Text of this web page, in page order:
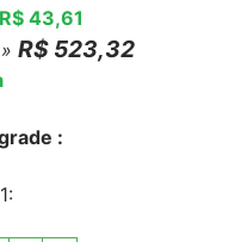
R$ 43,61
» R$ 523,32
: